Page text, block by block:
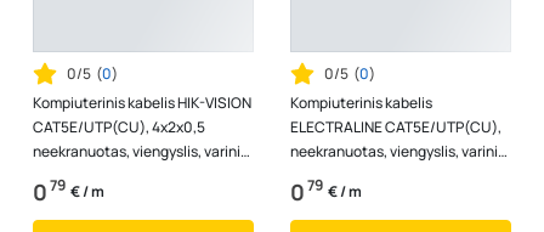
0/5 (0)
Kompiuterinis kabelis HIK-VISION
CAT5E/UTP(CU), 4x2x0,5
neekranuotas, viengyslis, varinis,
pilkos spalvos
079 € / m
0/5 (0)
Kompiuterinis kabelis
ELECTRALINE CAT5E/UTP(CU),
neekranuotas, viengyslis, varinis,
pilkos spalvos, 14200
079 € / m